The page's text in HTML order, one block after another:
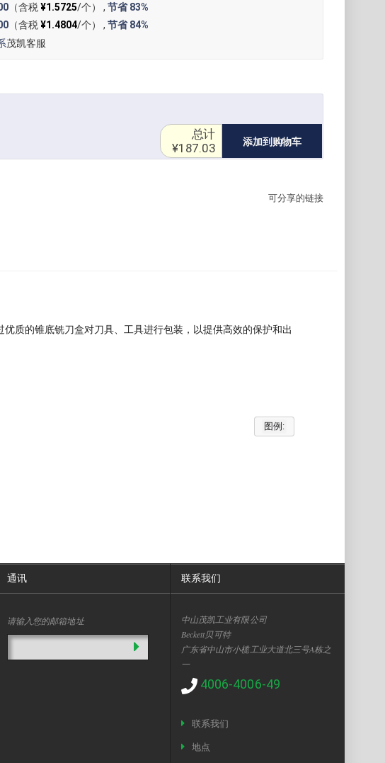
（含税¥1.5725/个） , 节省83%
（含税¥1.4804/个） , 节省84%
茂凯客服
添加到购物车
总计
¥187.03
可分享的链接
质的锥底铣刀盒对刀具、工具进行包装，以提供高效的保护和出
图例:
通讯
请输入您的邮箱地址
联系我们
中山茂凯工业有限公司
Beckett贝可特
广东省中山市小榄工业大道北三号A栋之
一
4006-4006-49
联系我们
地点